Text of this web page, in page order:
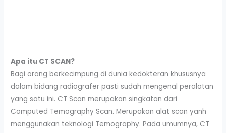
Apa itu CT SCAN?
Bagi orang berkecimpung di dunia kedokteran khususnya
dalam bidang radiografer pasti sudah mengenal peralatan
yang satu ini. CT Scan merupakan singkatan dari
Computed Temography Scan. Merupakan alat scan yanh
menggunakan teknologi Temography. Pada umumnya, CT